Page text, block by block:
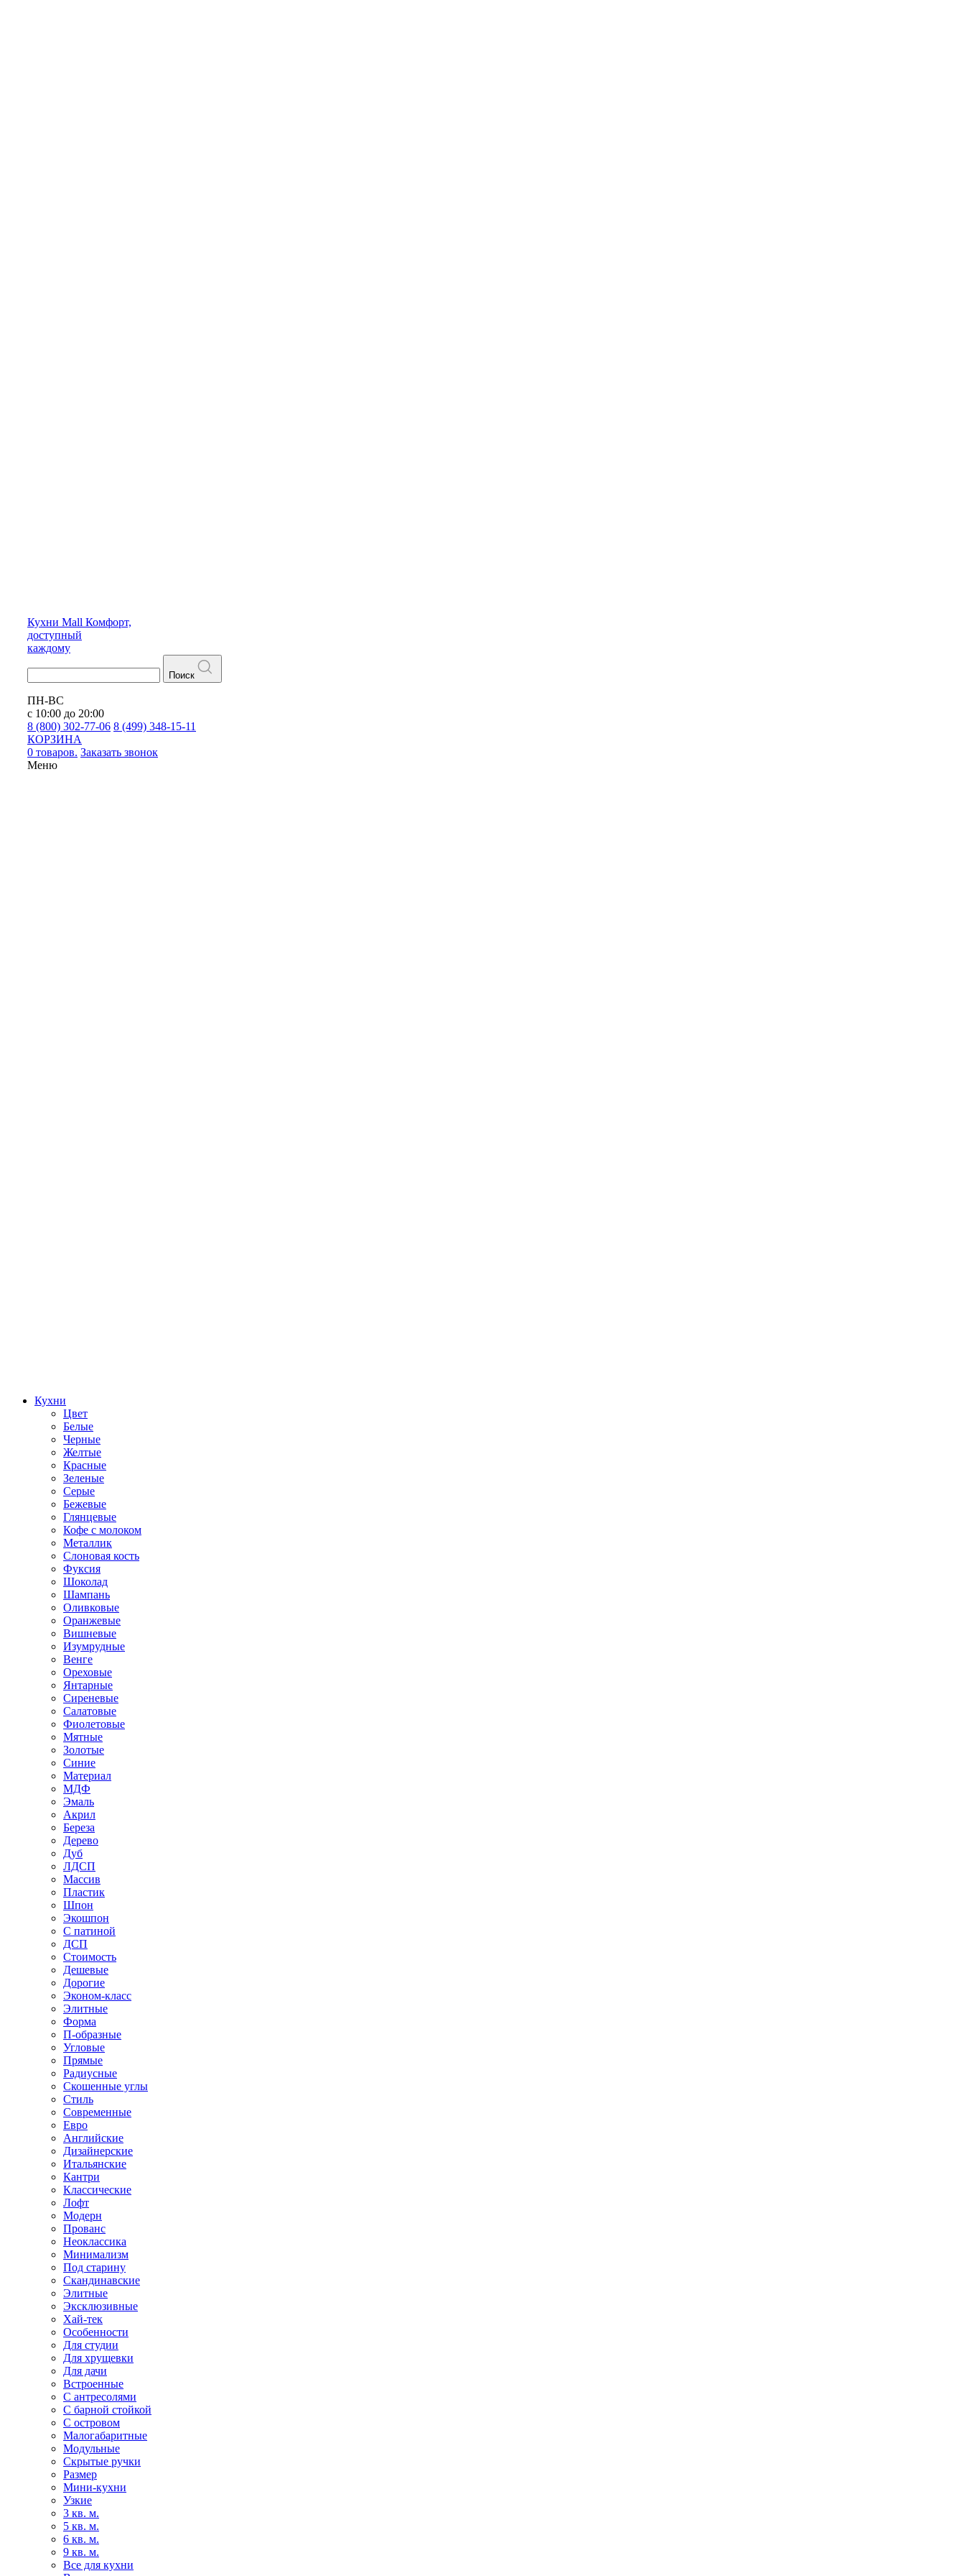
Кухни Mall Комфорт,
доступный
каждому
Поиск
ПН-ВС
с 10:00 до 20:00
8 (800) 302-77-06 8 (499) 348-15-11
КОРЗИНА
0 товаров. Заказать звонок
Меню
Кухни
Цвет
Белые
Черные
Желтые
Красные
Зеленые
Серые
Бежевые
Глянцевые
Кофе с молоком
Металлик
Слоновая кость
Фуксия
Шоколад
Шампань
Оливковые
Оранжевые
Вишневые
Изумрудные
Венге
Ореховые
Янтарные
Сиреневые
Салатовые
Фиолетовые
Мятные
Золотые
Синие
Материал
МДФ
Эмаль
Акрил
Береза
Дерево
Дуб
ЛДСП
Массив
Пластик
Шпон
Экошпон
С патиной
ДСП
Стоимость
Дешевые
Дорогие
Эконом-класс
Элитные
Форма
П-образные
Угловые
Прямые
Радиусные
Скошенные углы
Стиль
Современные
Евро
Английские
Дизайнерские
Итальянские
Кантри
Классические
Лофт
Модерн
Прованс
Неоклассика
Минимализм
Под старину
Скандинавские
Элитные
Эксклюзивные
Хай-тек
Особенности
Для студии
Для хрущевки
Для дачи
Встроенные
С антресолями
С барной стойкой
С островом
Малогабаритные
Модульные
Скрытые ручки
Размер
Мини-кухни
Узкие
3 кв. м.
5 кв. м.
6 кв. м.
9 кв. м.
Все для кухни